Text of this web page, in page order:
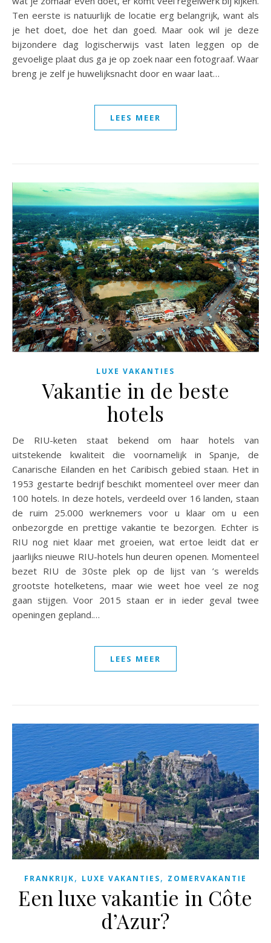
Ten eerste is natuurlijk de locatie erg belangrijk, want als
je het doet, doe het dan goed. Maar ook wil je deze
bijzondere dag logischerwijs vast laten leggen op de
gevoelige plaat dus ga je op zoek naar een fotograaf. Waar
breng je zelf je huwelijksnacht door en waar laat…
LEES MEER
LUXE VAKANTIES
Vakantie in de beste
hotels
De RIU-keten staat bekend om haar hotels van
uitstekende kwaliteit die voornamelijk in Spanje, de
Canarische Eilanden en het Caribisch gebied staan. Het in
1953 gestarte bedrijf beschikt momenteel over meer dan
100 hotels. In deze hotels, verdeeld over 16 landen, staan
de ruim 25.000 werknemers voor u klaar om u een
onbezorgde en prettige vakantie te bezorgen. Echter is
RIU nog niet klaar met groeien, wat ertoe leidt dat er
jaarlijks nieuwe RIU-hotels hun deuren openen. Momenteel
bezet RIU de 30ste plek op de lijst van ’s werelds
grootste hotelketens, maar wie weet hoe veel ze nog
gaan stijgen. Voor 2015 staan er in ieder geval twee
openingen gepland.…
LEES MEER
FRANKRIJK, LUXE VAKANTIES, ZOMERVAKANTIE
Een luxe vakantie in Côte
d’Azur?